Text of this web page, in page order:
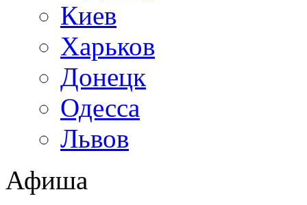
Киев
Харьков
Донецк
Одесса
Львов
Афиша